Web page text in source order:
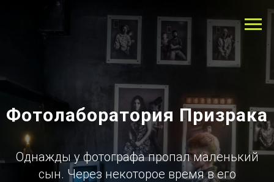
Фотолаборатория Призрака
Однажды у фотографа пропал маленький
сын. Через некоторое время в его